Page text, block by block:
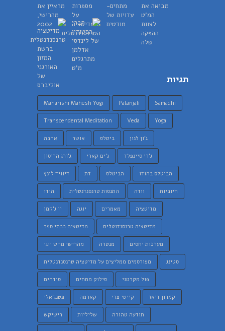
תגיות
Maharishi Mahesh Yogi Patanjali Samadhi
Transcendental Meditation Veda Yoga
אהבה אושר ביטלס ג'ון לנון
ג'ורג הריסון ג'ים קארי ג'רי סיינפלד
דיוויד לינץ דת הביטלס הביטלס בהודו
הודו התנסות טרנסנדנטלית וודה חיוביות
יו ג'קמן יוגה מאמרים מדיטציה
מדיטציה בבתי ספר מדיטציה טרנסנדנטלית
מהרישי מהש יוגי מנטרה מערכות יחסים
מפורסמים ממליצים על מדיטציה טרנסנדנטלית סטינג
סידהים סילוק מתחים פול מקרטני
פטנג'אלי קארמה קייטי פרי קמרון דיאז
רישיקש שליליות תודעה טהורה